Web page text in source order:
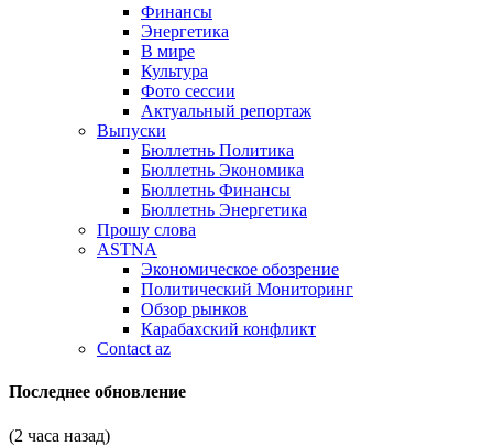
Финансы
Энергетика
В мире
Культура
Фото сессии
Актуальный репортаж
Выпуски
Бюллетнь Политика
Бюллетнь Экономика
Бюллетнь Финансы
Бюллетнь Энергетика
Прошу слова
ASTNA
Экономическое обозрение
Политический Мониторинг
Обзор рынков
Карабахский конфликт
Contact az
Последнее обновление
(2 часа назад)